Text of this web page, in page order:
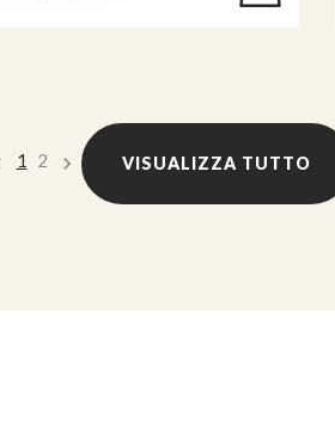
1 2 VISUALIZZA TUTTO